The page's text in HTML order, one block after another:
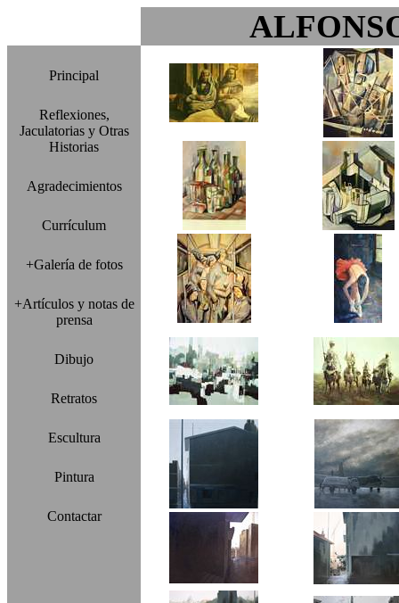
Principal
Reflexiones,
Jaculatorias y Otras
Historias
Agradecimientos
Currículum
+Galería de fotos
+Artículos y notas de
prensa
Dibujo
Retratos
Escultura
Pintura
Contactar